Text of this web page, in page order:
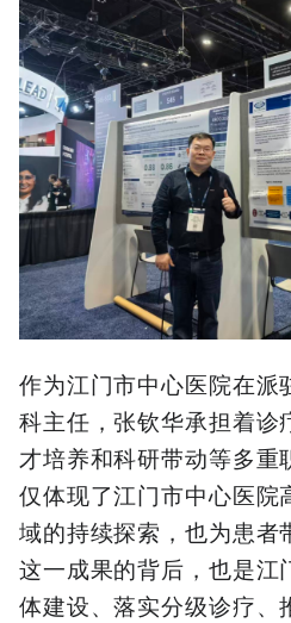
作为江门市中心医院在派
科主任，张钦华承担着诊
才培养和科研带动等多重
仅体现了江门市中心医院
域的持续探索，也为患者
这一成果的背后，也是江
体建设、落实分级诊疗、